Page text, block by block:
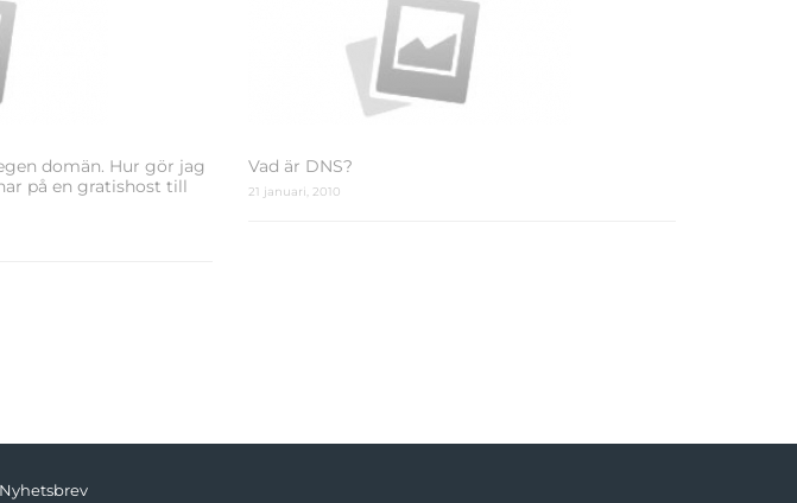
domän. Hur gör jag
på en gratishost till
Vad är DNS?
21 januari, 2010
Nyhetsbrev